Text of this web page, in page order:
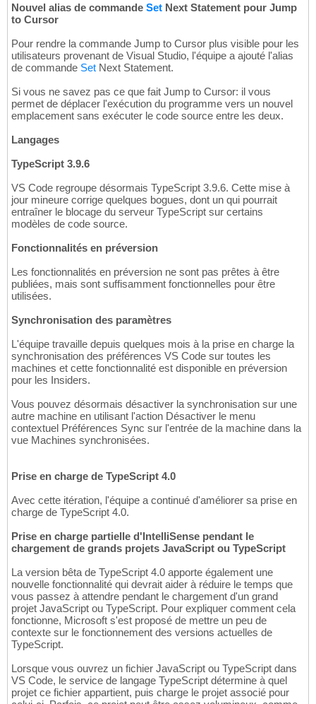
Nouvel alias de commande Set Next Statement pour Jump
to Cursor
Pour rendre la commande Jump to Cursor plus visible pour les
utilisateurs provenant de Visual Studio, l'équipe a ajouté l'alias
de commande Set Next Statement.
Si vous ne savez pas ce que fait Jump to Cursor: il vous
permet de déplacer l'exécution du programme vers un nouvel
emplacement sans exécuter le code source entre les deux.
Langages
TypeScript 3.9.6
VS Code regroupe désormais TypeScript 3.9.6. Cette mise à
jour mineure corrige quelques bogues, dont un qui pourrait
entraîner le blocage du serveur TypeScript sur certains
modèles de code source.
Fonctionnalités en préversion
Les fonctionnalités en préversion ne sont pas prêtes à être
publiées, mais sont suffisamment fonctionnelles pour être
utilisées.
Synchronisation des paramètres
L'équipe travaille depuis quelques mois à la prise en charge la
synchronisation des préférences VS Code sur toutes les
machines et cette fonctionnalité est disponible en préversion
pour les Insiders.
Vous pouvez désormais désactiver la synchronisation sur une
autre machine en utilisant l'action Désactiver le menu
contextuel Préférences Sync sur l'entrée de la machine dans la
vue Machines synchronisées.
Prise en charge de TypeScript 4.0
Avec cette itération, l'équipe a continué d'améliorer sa prise en
charge de TypeScript 4.0.
Prise en charge partielle d'IntelliSense pendant le
chargement de grands projets JavaScript ou TypeScript
La version bêta de TypeScript 4.0 apporte également une
nouvelle fonctionnalité qui devrait aider à réduire le temps que
vous passez à attendre pendant le chargement d'un grand
projet JavaScript ou TypeScript. Pour expliquer comment cela
fonctionne, Microsoft s'est proposé de mettre un peu de
contexte sur le fonctionnement des versions actuelles de
TypeScript.
Lorsque vous ouvrez un fichier JavaScript ou TypeScript dans
VS Code, le service de langage TypeScript détermine à quel
projet ce fichier appartient, puis charge le projet associé pour